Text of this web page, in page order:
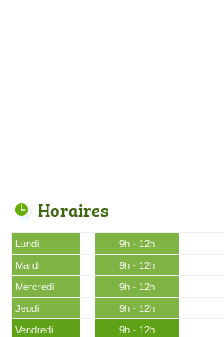
Horaires
Lundi 9h - 12h
Mardi
9h - 12h
Mercredi
9h - 12h
Jeudi
9h - 12h
Vendredi
9h - 12h